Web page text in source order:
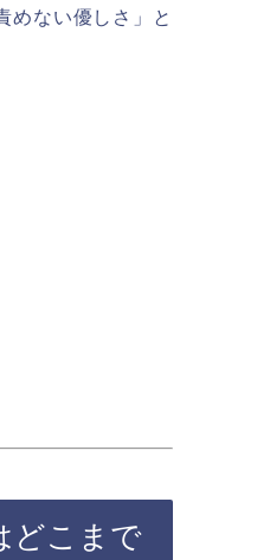
めない優しさ」と
どこまで